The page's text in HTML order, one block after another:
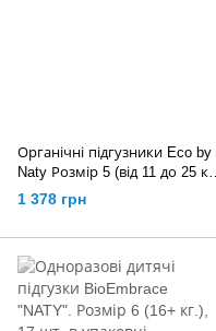
Органічні підгузники Eco by
Naty Розмір 5 (від 11 до 25 кг)
40 шт
1 378 грн